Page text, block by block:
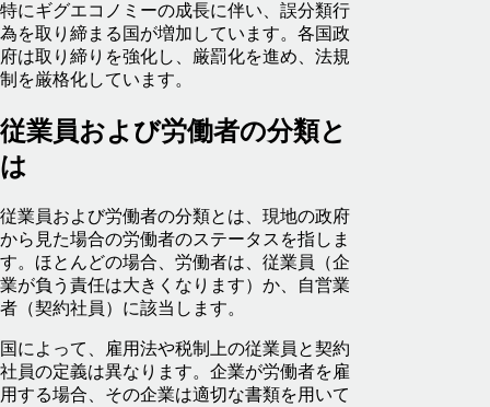
特にギグエコノミーの成長に伴い、誤分類行
為を取り締まる国が増加しています。各国政
府は取り締りを強化し、厳罰化を進め、法規
制を厳格化しています。
従業員および労働者の分類と
は
従業員および労働者の分類とは、現地の政府
から見た場合の労働者のステータスを指しま
す。ほとんどの場合、労働者は、従業員（企
業が負う責任は大きくなります）か、自営業
者（契約社員）に該当します。
国によって、雇用法や税制上の従業員と契約
社員の定義は異なります。企業が労働者を雇
用する場合、その企業は適切な書類を用いて